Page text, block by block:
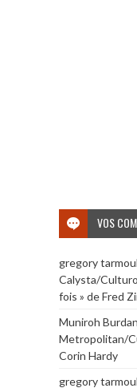
VOS
gregory tarmoul
Calysta/
fois » de Fred
Muniroh
Metropolitan/
Corin Hardy
gregory tarmoul